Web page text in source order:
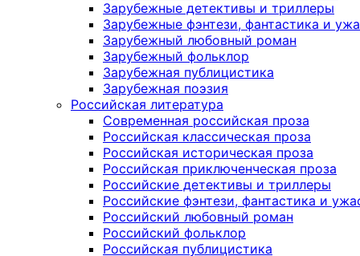
Зарубежные детективы и триллеры
Зарубежные фэнтези, фантастика и
Зарубежный любовный роман
Зарубежный фольклор
Зарубежная публицистика
Зарубежная поэзия
Российская литература
Современная российская проза
Российская классическая проза
Российская историческая проза
Российская приключенческая проза
Российские детективы и триллеры
Российские фэнтези, фантастика и
Российский любовный роман
Российский фольклор
Российская публицистика